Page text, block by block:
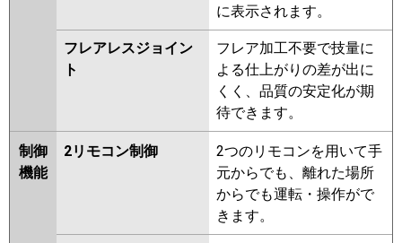
に表示されます。
フレアレスジョイン
ト
フレア加工不要で技量に
よる仕上がりの差が出に
くく、品質の安定化が期
待できます。
制御
機能
2リモコン制御
2つのリモコンを用いて手
元からでも、離れた場所
からでも運転・操作がで
きます。